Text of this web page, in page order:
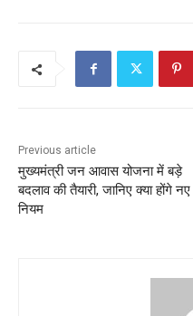
Previous article
मुख्यमंत्री जन आवास योजना में बड़े
बदलाव की तैयारी, जानिए क्या होंगे नए
नियम